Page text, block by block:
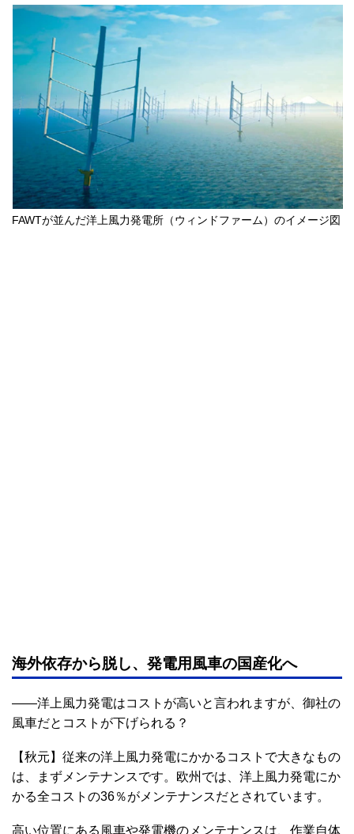
FAWTが並んだ洋上風力発電所（ウィンドファーム）のイメージ図
海外依存から脱し、発電用風車の国産化へ
――洋上風力発電はコストが高いと言われますが、御社の
風車だとコストが下げられる？
【秋元】従来の洋上風力発電にかかるコストで大きなもの
は、まずメンテナンスです。欧州では、洋上風力発電にか
かる全コストの36％がメンテナンスだとされています。
高い位置にある風車や発電機のメンテナンスは、作業自体